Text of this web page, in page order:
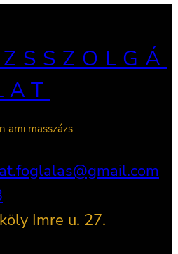
ami masszázs
Imre u. 27.